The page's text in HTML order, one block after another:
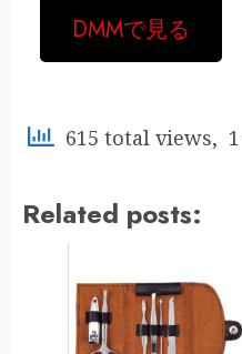
DMMで見る
615 total views,
Related posts: